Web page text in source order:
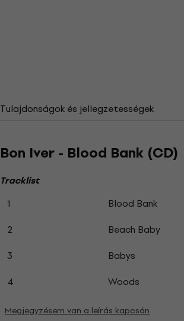
Tulajdonságok és jellegzetességek
Bon Iver - Blood Bank (CD)
Tracklist
1 Blood Bank
2
Beach Baby
3
Babys
4
Woods
Megjegyzésem van a leírás kapcsán